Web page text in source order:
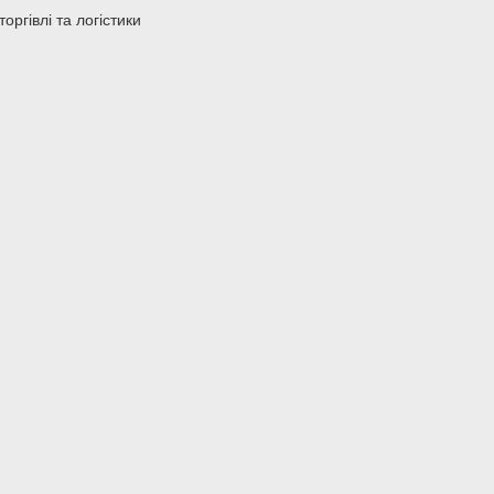
та логістики